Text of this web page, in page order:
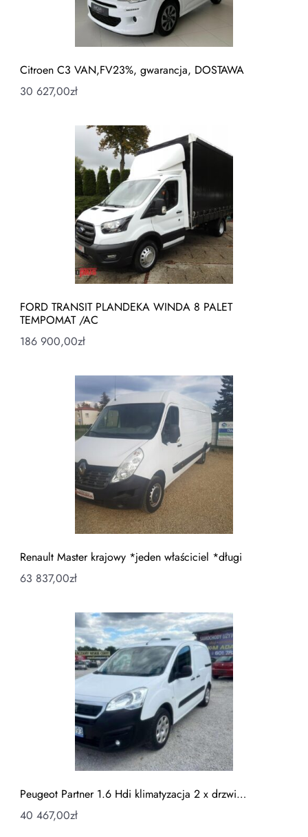
Citroen C3 VAN,FV23%, gwarancja, DOSTAWA
30 627,00zł
FORD TRANSIT PLANDEKA WINDA 8 PALET
TEMPOMAT /AC
186 900,00zł
Renault Master krajowy *jeden właściciel *długi
63 837,00zł
Peugeot Partner 1.6 Hdi klimatyzacja 2 x drzwi…
40 467,00zł